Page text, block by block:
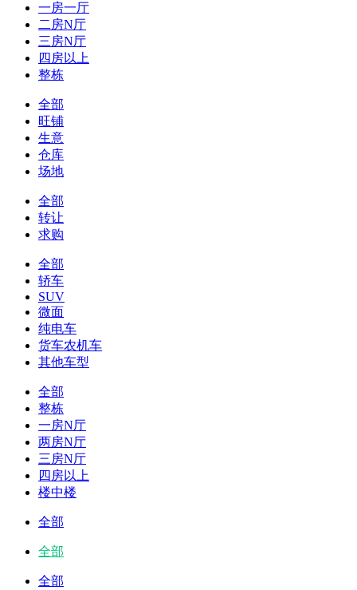
一房一厅
二房N厅
三房N厅
四房以上
整栋
全部
旺铺
生意
仓库
场地
全部
转让
求购
全部
轿车
SUV
微面
纯电车
货车农机车
其他车型
全部
整栋
一房N厅
两房N厅
三房N厅
四房以上
楼中楼
全部
全部
全部